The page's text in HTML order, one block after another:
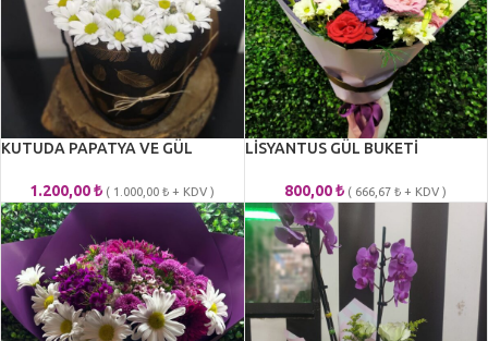
KUTUDA PAPATYA VE GÜL
1.200,00₺ ( 1.000,00₺ + KDV )
LİSYANTUS GÜL BUKETİ
800,00₺ ( 666,67₺ + KDV )